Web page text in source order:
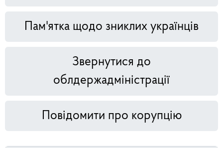
Пам'ятка щодо зниклих українців
Звернутися до
облдержадміністрації
Повідомити про корупцію